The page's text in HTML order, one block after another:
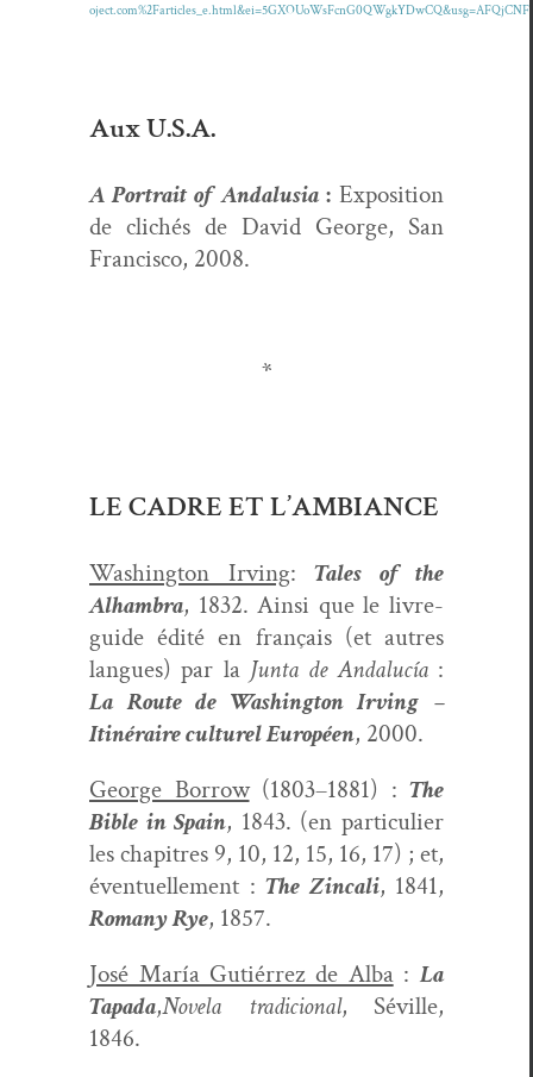
Aux U.S.A.
A Por­trait of Andalu­sia :Expo­si­tion
de clichés de David George, San
Fran­cis­co, 2008.
*
LE CADRE ET L’AMBIANCE
Wash­ing­ton Irv­ing: Tales of the
Alham­bra, 1832. Ain­si que le livre-
guide édité en français (et autres
langues) par la Jun­ta de Andalucía :
La Route de Wash­ing­ton Irv­ing –
Itinéraire cul­turel Européen, 2000.
George Bor­row(1803–1881) : The
Bible in Spain, 1843. (en par­ti­c­uli­er
les chapitres 9, 10, 12, 15, 16, 17) ; et,
éventuelle­ment : The Zin­cali, 1841,
Romany Rye, 1857.
José María Gutiér­rez de Alba:La
Tapa­da,Nov­ela tradi­cional, Séville,
1846.